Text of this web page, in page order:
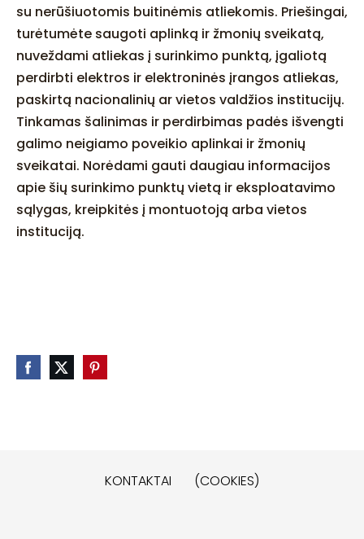
su nerūšiuotomis buitinėmis atliekomis. Priešingai,
turėtumėte saugoti aplinką ir žmonių sveikatą,
nuveždami atliekas į surinkimo punktą, įgaliotą
perdirbti elektros ir elektroninės įrangos atliekas,
paskirtą nacionalinių ar vietos valdžios institucijų.
Tinkamas šalinimas ir perdirbimas padės išvengti
galimo neigiamo poveikio aplinkai ir žmonių
sveikatai. Norėdami gauti daugiau informacijos
apie šių surinkimo punktų vietą ir eksploatavimo
sąlygas, kreipkitės į montuotoją arba vietos
instituciją.
KONTAKTAI (COOKIES)